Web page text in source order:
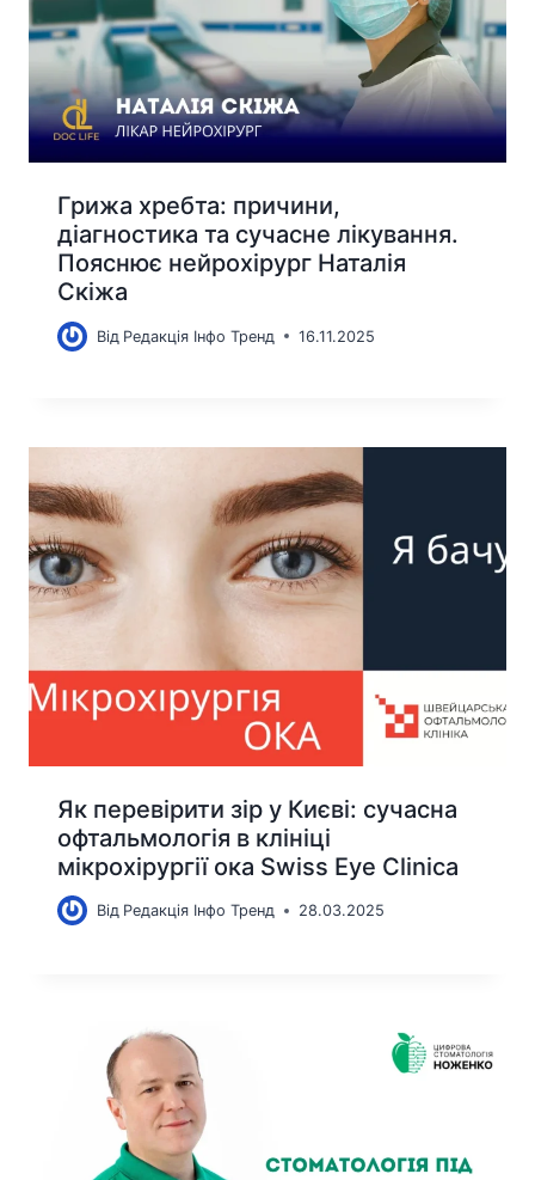
Грижа хребта: причини,
діагностика та сучасне лікування.
Пояснює нейрохірург Наталія
Скіжа
Від Редакція Інфо Тренд 16.11.2025
Як перевірити зір у Києві: сучасна
офтальмологія в клініці
мікрохірургії ока Swiss Eye Clinica
Від Редакція Інфо Тренд 28.03.2025